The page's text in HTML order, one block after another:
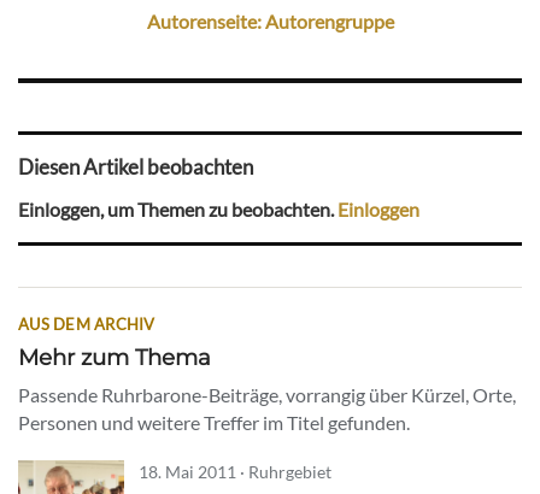
Autorenseite: Autorengruppe
Diesen Artikel beobachten
Einloggen, um Themen zu beobachten.Einloggen
AUS DEM ARCHIV
Mehr zum Thema
Passende Ruhrbarone-Beiträge, vorrangig über Kürzel, Orte,
Personen und weitere Treffer im Titel gefunden.
18. Mai 2011 · Ruhrgebiet